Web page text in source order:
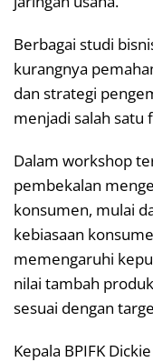
Berbagai studi
kurangnya
dan strategi
menjadi salah satu
Dalam workshop
pembekalan
konsumen, mulai
kebiasaan
memengaruhi
nilai tambah
sesuai dengan
Kepala BPIFK